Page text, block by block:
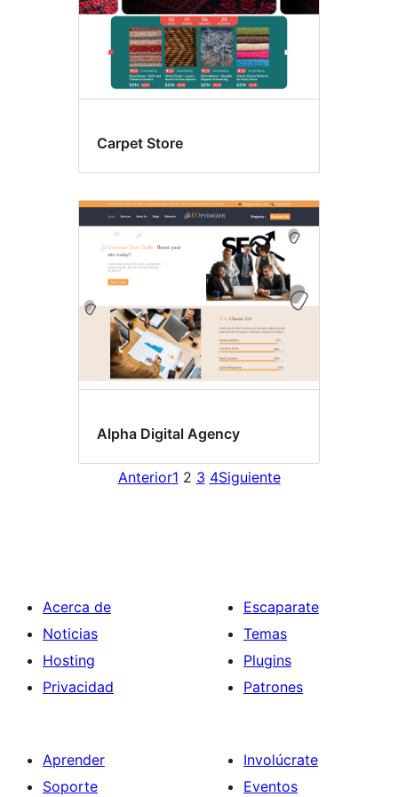
Carpet Store
Alpha Digital Agency
Anterior1 2 3 4Siguiente
Acerca de
Noticias
Hosting
Privacidad
Escaparate
Temas
Plugins
Patrones
Aprender
Soporte
Involúcrate
Eventos